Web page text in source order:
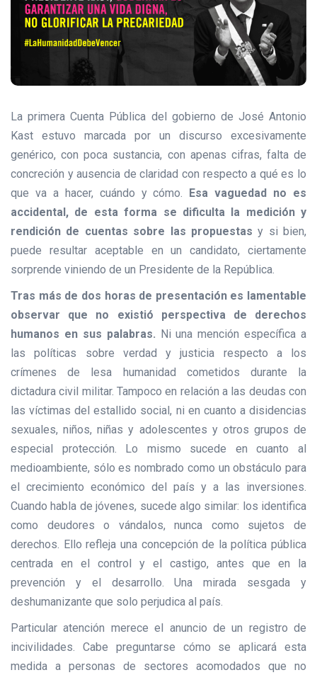
La primera Cuenta Pública del gobierno de José Antonio
Kast estuvo marcada por un discurso excesivamente
genérico, con poca sustancia, con apenas cifras, falta de
concreción y ausencia de claridad con respecto a qué es lo
que va a hacer, cuándo y cómo. Esa vaguedad no es
accidental, de esta forma se dificulta la medición y
rendición de cuentas sobre las propuestas y si bien,
puede resultar aceptable en un candidato, ciertamente
sorprende viniendo de un Presidente de la República.
Tras más de dos horas de presentación es lamentable
observar que no existió perspectiva de derechos
humanos en sus palabras. Ni una mención específica a
las políticas sobre verdad y justicia respecto a los
crímenes de lesa humanidad cometidos durante la
dictadura civil militar. Tampoco en relación a las deudas con
las víctimas del estallido social, ni en cuanto a disidencias
sexuales, niños, niñas y adolescentes y otros grupos de
especial protección. Lo mismo sucede en cuanto al
medioambiente, sólo es nombrado como un obstáculo para
el crecimiento económico del país y a las inversiones.
Cuando habla de jóvenes, sucede algo similar: los identifica
como deudores o vándalos, nunca como sujetos de
derechos. Ello refleja una concepción de la política pública
centrada en el control y el castigo, antes que en la
prevención y el desarrollo. Una mirada sesgada y
deshumanizante que solo perjudica al país.
Particular atención merece el anuncio de un registro de
incivilidades. Cabe preguntarse cómo se aplicará esta
medida a personas de sectores acomodados que no